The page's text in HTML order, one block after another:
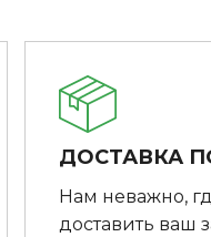
ДОСТАВКА
Нам неважно,
доставить ваш